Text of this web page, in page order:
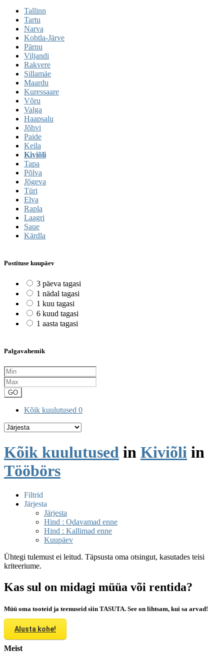
Tallinn
Tartu
Narva
Kohtla-Järve
Pärnu
Viljandi
Rakvere
Sillamäe
Maardu
Kuressaare
Võru
Valga
Haapsalu
Jõhvi
Paide
Keila
Kiviõli
Tapa
Põlva
Jõgeva
Türi
Elva
Rapla
Laagri
Saue
Kärdla
Postituse kuupäev
3 päeva tagasi
1 nädal tagasi
1 kuu tagasi
6 kuud tagasi
1 aasta tagasi
Palgavahemik
GO
Kõik kuulutused 0
Kõik kuulutused in Kiviõli in
Tööbörs
Filtrid
Järjesta
Järjesta
Hind : Odavamad enne
Hind : Kallimad enne
Kuupäev
Ühtegi tulemust ei leitud. Täpsusta oma otsingut, kasutades teisi
kriteeriume.
Kas sul on midagi müüa või rentida?
Müü oma tooteid ja teenuseid siin TASUTA. See on lihtsam, kui sa arvad!
Alusta kohe!
Meist